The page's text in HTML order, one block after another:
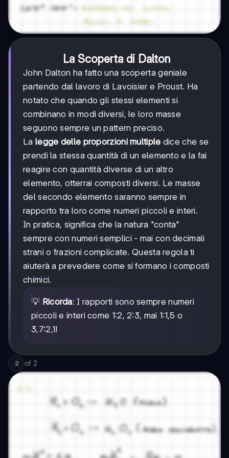
La Scoperta di Dalton
John Dalton ha fatto una scoperta geniale
partendo dal lavoro di Lavoisier e Proust. Ha
notato che quando gli stessi elementi si
combinano in modi diversi, le loro masse
seguono sempre un pattern preciso.
La legge delle proporzioni multiple dice che se
prendi la stessa quantità di un elemento e la fai
reagire con quantità diverse di un altro
elemento, otterrai composti diversi. Le masse
del secondo elemento saranno sempre in
rapporto tra loro come numeri piccoli e interi.
In pratica, significa che la natura "conta"
sempre con numeri semplici - mai con decimali
strani o frazioni complicate. Questa regola ti
aiuterà a prevedere come si formano i composti
chimici.
💡 Ricorda: I rapporti sono sempre numeri
piccoli e interi come 1:2, 2:3, mai 1:1,5 o
3,7:2,1!
2 of 2